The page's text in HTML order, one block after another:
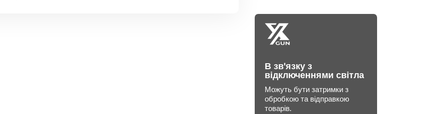
В зв'язку з
відключеннями світла
Можуть бути затримки з
обробкою та відправкою
товарів.